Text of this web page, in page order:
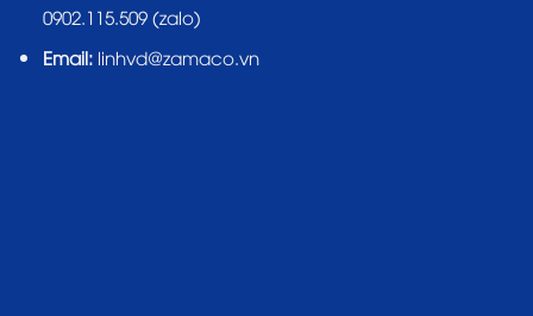
0902.115.509 (zalo)
Email:linhvd@zamaco.vn